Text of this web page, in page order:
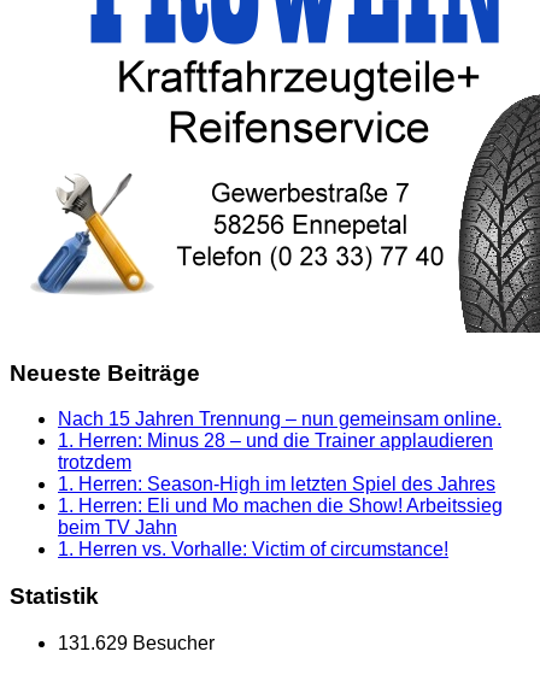
Neueste Beiträge
Nach 15 Jahren Trennung – nun gemeinsam online.
1. Herren: Minus 28 – und die Trainer applaudieren
trotzdem
1. Herren: Season-High im letzten Spiel des Jahres
1. Herren: Eli und Mo machen die Show! Arbeitssieg
beim TV Jahn
1. Herren vs. Vorhalle: Victim of circumstance!
Statistik
131.629 Besucher